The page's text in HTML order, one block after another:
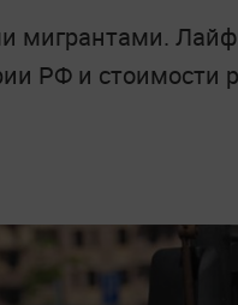
мигрантами.
РФ и стоимости